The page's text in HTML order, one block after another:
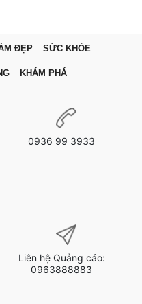
ĐẸP SỨC KHỎE
KHÁM PHÁ
0936 99 3933
Liên hệ Quảng cáo:
0963888883